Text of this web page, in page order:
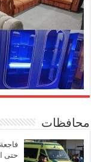
محافظات
حتى